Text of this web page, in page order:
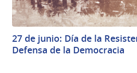
27 de junio: Día de la
Defensa de la Democracia